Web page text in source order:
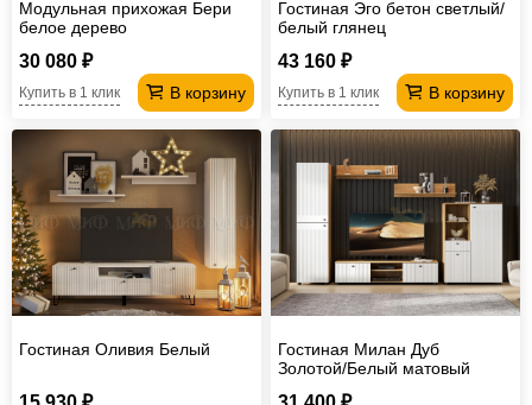
Модульная прихожая Бери
белое дерево
30 080 ₽
В корзину
Купить в 1 клик
Гостиная Эго бетон светлый/
белый глянец
43 160 ₽
В корзину
Купить в 1 клик
Гостиная Оливия Белый
Гостиная Милан Дуб
Золотой/Белый матовый